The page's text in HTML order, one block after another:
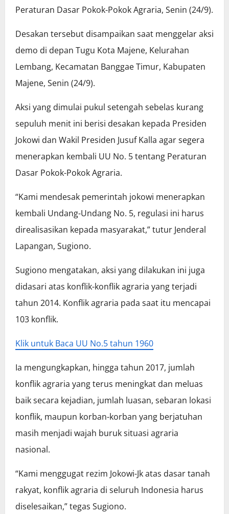
Peraturan Dasar Pokok-Pokok Agraria, Senin (24/9).
Desakan tersebut disampaikan saat menggelar aksi
demo di depan Tugu Kota Majene, Kelurahan
Lembang, Kecamatan Banggae Timur, Kabupaten
Majene, Senin (24/9).
Aksi yang dimulai pukul setengah sebelas kurang
sepuluh menit ini berisi desakan kepada Presiden
Jokowi dan Wakil Presiden Jusuf Kalla agar segera
menerapkan kembali UU No. 5 tentang Peraturan
Dasar Pokok-Pokok Agraria.
“Kami mendesak pemerintah jokowi menerapkan
kembali Undang-Undang No. 5, regulasi ini harus
direalisasikan kepada masyarakat,” tutur Jenderal
Lapangan, Sugiono.
Sugiono mengatakan, aksi yang dilakukan ini juga
didasari atas konflik-konflik agraria yang terjadi
tahun 2014. Konflik agraria pada saat itu mencapai
103 konflik.
Klik untuk Baca UU No.5 tahun 1960
Ia mengungkapkan, hingga tahun 2017, jumlah
konflik agraria yang terus meningkat dan meluas
baik secara kejadian, jumlah luasan, sebaran lokasi
konflik, maupun korban-korban yang berjatuhan
masih menjadi wajah buruk situasi agraria
nasional.
“Kami menggugat rezim Jokowi-Jk atas dasar tanah
rakyat, konflik agraria di seluruh Indonesia harus
diselesaikan,” tegas Sugiono.